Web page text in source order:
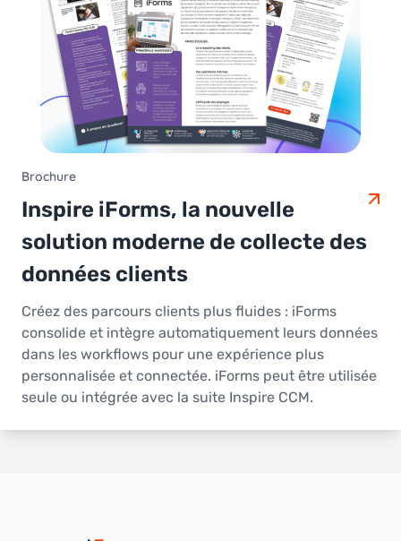
Brochure
Inspire iForms, la nouvelle
solution moderne de collecte des
données clients
Créez des parcours clients plus fluides : iForms
consolide et intègre automatiquement leurs données
dans les workflows pour une expérience plus
personnalisée et connectée. iForms peut être utilisée
seule ou intégrée avec la suite Inspire CCM.